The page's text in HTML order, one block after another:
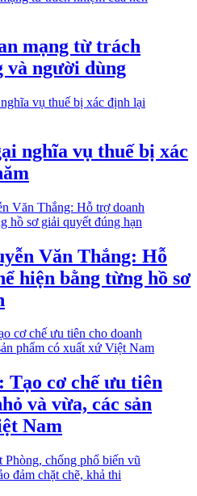
mạng từ trách
và người dùng
nghĩa vụ thuế bị xác
Văn Thắng: Hỗ
hiện bằng từng hồ sơ
cơ chế ưu tiên
và vừa, các sản
Nam